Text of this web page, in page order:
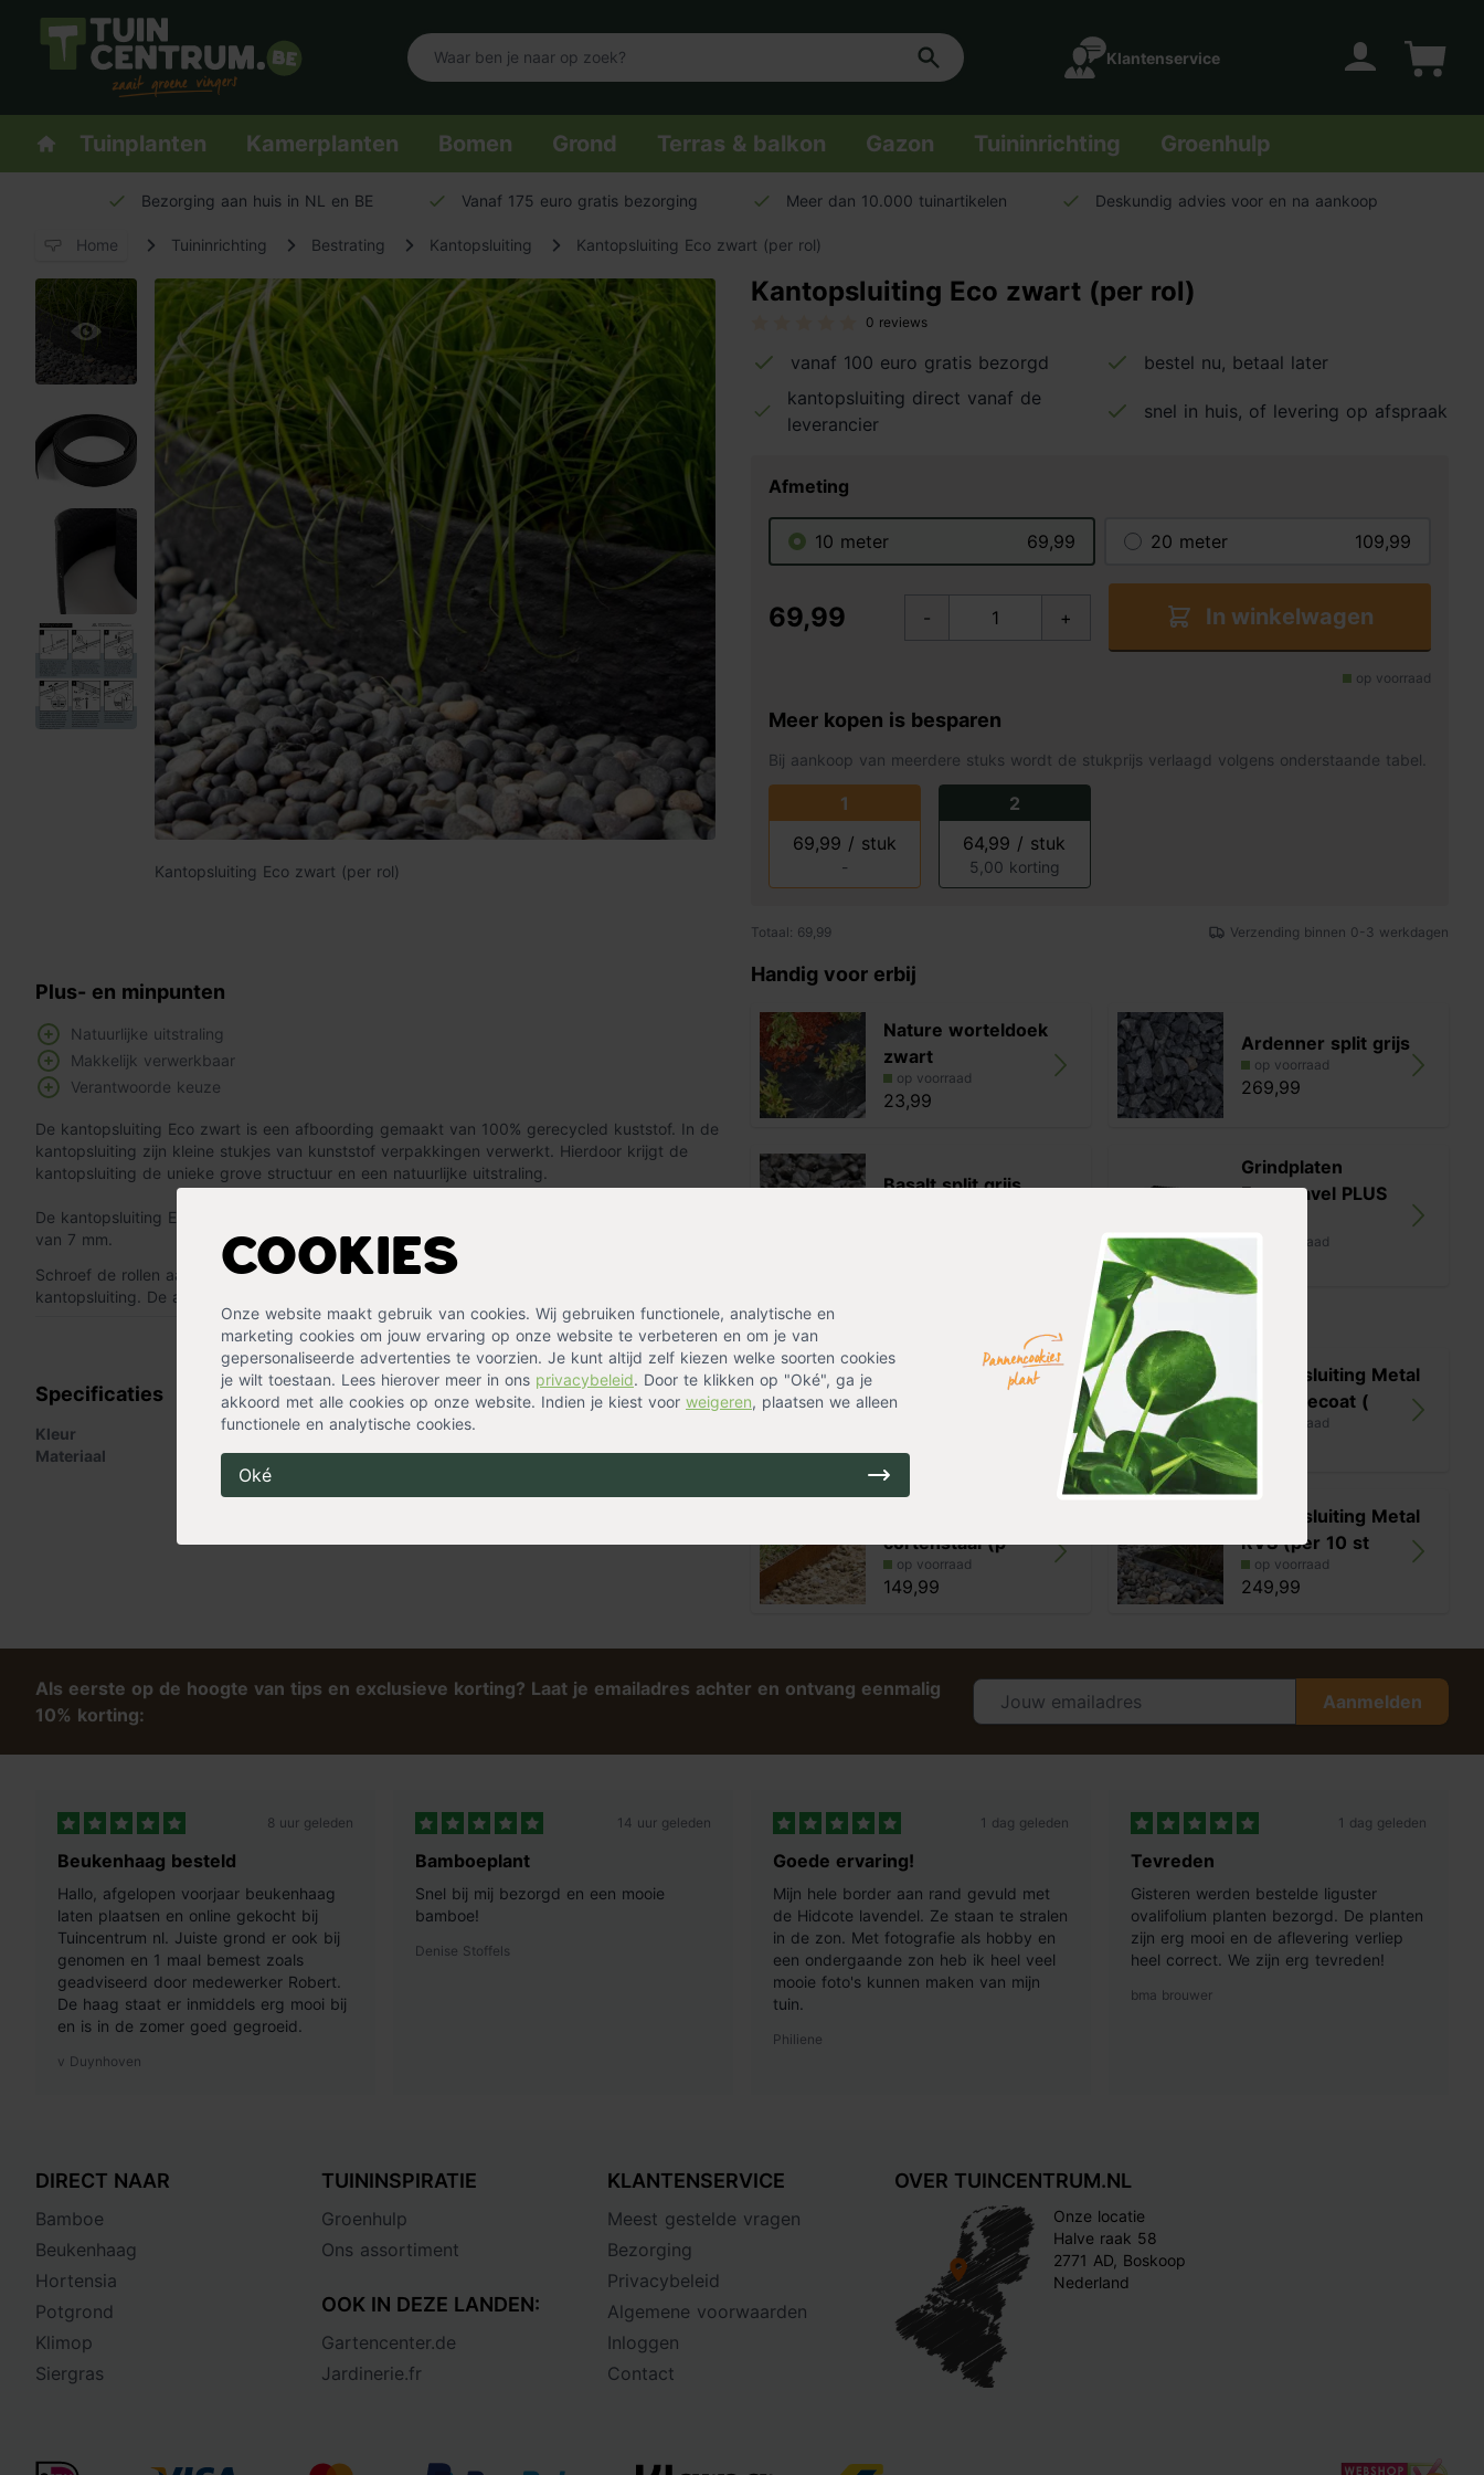
Logo Tuincentrum.be
Klantenservice
Homepage
Tuinplanten Kamerplanten Bomen Grond Terras & balkon Gazon Tuininrichting Groenhulp
Cookies
Onze website maakt gebruik van cookies. Wij gebruiken functionele, analytische en
marketing cookies om jouw ervaring op onze website te verbeteren en om je van
gepersonaliseerde advertenties te voorzien. Je kunt altijd zelf kiezen welke soorten cookies
je wilt toestaan. Lees hierover meer in ons privacybeleid. Door te klikken op "Oké", ga je
akkoord met alle cookies op onze website. Indien je kiest voor weigeren, plaatsen we alleen
functionele en analytische cookies.
Oké
Bezorging aan huis in NL en BE Vanaf 175 euro gratis bezorging Meer dan 10.000 tuinartikelen Deskundig advies voor en na aankoop
Home Tuininrichting Bestrating Kantopsluiting Kantopsluiting Eco zwart (per rol)
Kantopsluiting Eco zwart (per rol)
Kantopsluiting Eco zwart (per rol)
0 reviews
vanaf 100 euro gratis bezorgd
bestel nu, betaal later
kantopsluiting direct vanaf de
leverancier
snel in huis, of levering op afspraak
Afmeting
10 meter 69,99 20 meter 109,99
69,99 - + In winkelwagen
op voorraad
Meer kopen is besparen
Bij aankoop van meerdere stuks wordt de stukprijs verlaagd volgens onderstaande tabel.
1
69,99 / stuk
-
2
64,99 / stuk
5,00 korting
Totaal: 69,99 Verzending binnen 0-3 werkdagen
Plus- en minpunten
Natuurlijke uitstraling
Makkelijk verwerkbaar
Verantwoorde keuze
De kantopsluiting Eco zwart is een afboording gemaakt van 100% gerecycled kuststof. In de
kantopsluiting zijn kleine stukjes van kunststof verpakkingen verwerkt. Hierdoor krijgt de
kantopsluiting de unieke grove structuur en een natuurlijke uitstraling.
De kantopsluiting Eco zwart is op rol verkrijgbaar en heeft een hoogte van 14 cm en een dikte
van 7 mm.
« Lees minder
Schroef de rollen aan de paaltjes vast. Plaats de paaltjes om de 50 cm vast aan de
kantopsluiting. De aanleginstructie is als plaatje te vinden op deze pagina.
Specificaties
Kleur
Zwart
Materiaal
Kunststof
Handig voor erbij
Nature worteldoek
zwart
op voorraad
23,99
Ardenner split grijs
op voorraad
269,99
Basalt split grijs
Grindplaten
Eurogravel PLUS
op voorraad
19,99
Alternatieven
Kantopsluiting Metal
wit gecoat (pe
Kantopsluiting Metal
zwart gecoat (
op voorraad
cortenstaal (p
op voorraad
149,99
Kantopsluiting Metal
RVS (per 10 st
op voorraad
249,99
Als eerste op de hoogte van tips en exclusieve korting? Laat je emailadres achter en ontvang eenmalig
10% korting:
Aanmelden
8 uur geleden
Beukenhaag besteld
Hallo, afgelopen voorjaar beukenhaag
laten plaatsen en online gekocht bij
Tuincentrum nl. Juiste grond er ook bij
genomen en 1 maal bemest zoals
geadviseerd door medewerker Robert.
De haag staat er inmiddels erg mooi bij
en is in de zomer goed gegroeid.
v Duynhoven
14 uur geleden
Bamboeplant
Snel bij mij bezorgd en een mooie
bamboe!
Denise Stoffels
1 dag geleden
Goede ervaring!
Mijn hele border aan rand gevuld met
de Hidcote lavendel. Ze staan te stralen
in de zon. Met fotografie als hobby en
een ondergaande zon heb ik heel veel
mooie foto's kunnen maken van mijn
tuin.
Philiene
1 dag geleden
Tevreden
Gisteren werden bestelde liguster
ovalifolium planten bezorgd. De planten
zijn erg mooi en de aflevering verliep
heel correct. We zijn erg tevreden!
bma brouwer
DIRECT NAAR
Bamboe
Beukenhaag
Hortensia
Potgrond
Klimop
Siergras
TUININSPIRATIE
Groenhulp
Ons assortiment
OOK IN DEZE LANDEN:
Gartencenter.de
Jardinerie.fr
KLANTENSERVICE
Meest gestelde vragen
Bezorging
Privacybeleid
Algemene voorwaarden
Inloggen
Contact
OVER TUINCENTRUM.NL
Onze locatie
Halve raak 58
2771 AD, Boskoop
Nederland